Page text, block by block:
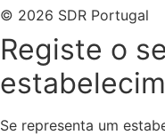
© 2026 SDR Portugal
Registe o
Se representa um